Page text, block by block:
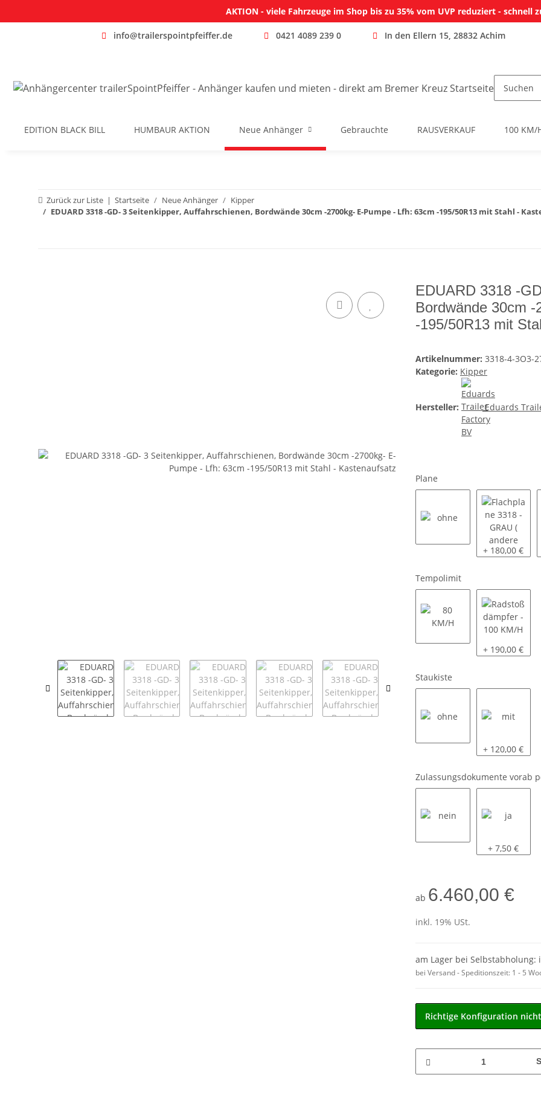
AKTION - viele Fahrzeuge im Shop bis zu 35% vom UVP reduziert - schnell
info@trailerspointpfeiffer.de 0421 4089 239 0 In den Ellern 15, 28832 Achim
EDITION BLACK BILL HUMBAUR AKTION Neue Anhänger Gebrauchte RAUSVERKAUF 100 KM/
Zurück zur Liste Startseite Neue Anhänger
Kipper
EDUARD 3318 -GD- 3 Seitenkipper, Auffahrschienen, Bordwände 30cm -2700kg- E-Pumpe - Lfh: 63cm -195/50R13 mit Stahl -
EDUARD 3318 -
Bordwände 30cm
-195/50R13 mit
Artikelnummer: 3318-4-3O3-
Kategorie: Kipper
Hersteller: Eduards
Plane
Flachplane
+ 180,00 €
Tempolimit
+ 190,00 €
Staukiste
mit
+ 120,00 €
Zulassungsdokumente vorab
ja
+ 7,50 €
ab 6.460,00 €
inkl. 19% USt.
am Lager bei Selbstabholung:
bei Versand - Speditionszeit: 1 - 5
Richtige Konfiguration